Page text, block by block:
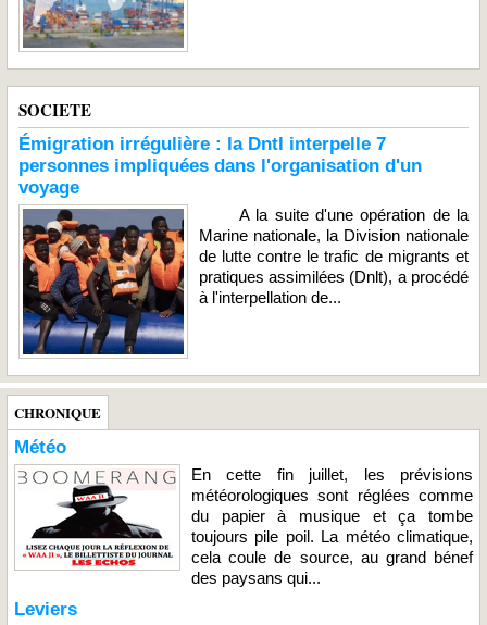
SOCIETE
Émigration irrégulière : la Dntl interpelle 7
personnes impliquées dans l'organisation d'un
voyage
A la suite d'une opération de la
Marine nationale, la Division nationale
de lutte contre le trafic de migrants et
pratiques assimilées (Dnlt), a procédé
à l'interpellation de...
CHRONIQUE
Météo
En cette fin juillet, les prévisions
météorologiques sont réglées comme
du papier à musique et ça tombe
toujours pile poil. La météo climatique,
cela coule de source, au grand bénef
des paysans qui...
Leviers